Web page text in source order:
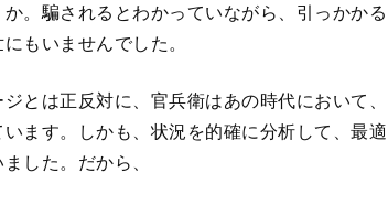
。騙されるとわかっていながら、引っかかる
もいませんでした。
とは正反対に、官兵衛はあの時代において、
ます。しかも、状況を的確に分析して、最適
した。だから、